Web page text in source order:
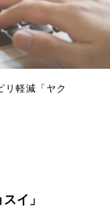
リ軽減「ヤク
イ」